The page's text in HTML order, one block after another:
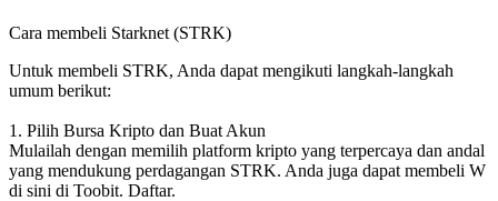
Cara membeli Starknet (STRK)
Untuk membeli STRK, Anda dapat mengikuti langkah-langkah
umum berikut:
1. Pilih Bursa Kripto dan Buat Akun
Mulailah dengan memilih platform kripto yang terpercaya dan andal
yang mendukung perdagangan STRK. Anda juga dapat membeli W
di sini di Toobit. Daftar.